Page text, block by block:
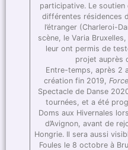
participative. Le
différentes résidences
l’étranger (Charleroi-
scène, le Varia
leur ont permis de
projet auprès
Entre-temps, après 2
création fin 2019,
Spectacle de Danse
tournées, et a été
Doms aux Hivernales
d’Avignon, avant de
Hongrie. Il sera aussi
Foules le 8 octobre à